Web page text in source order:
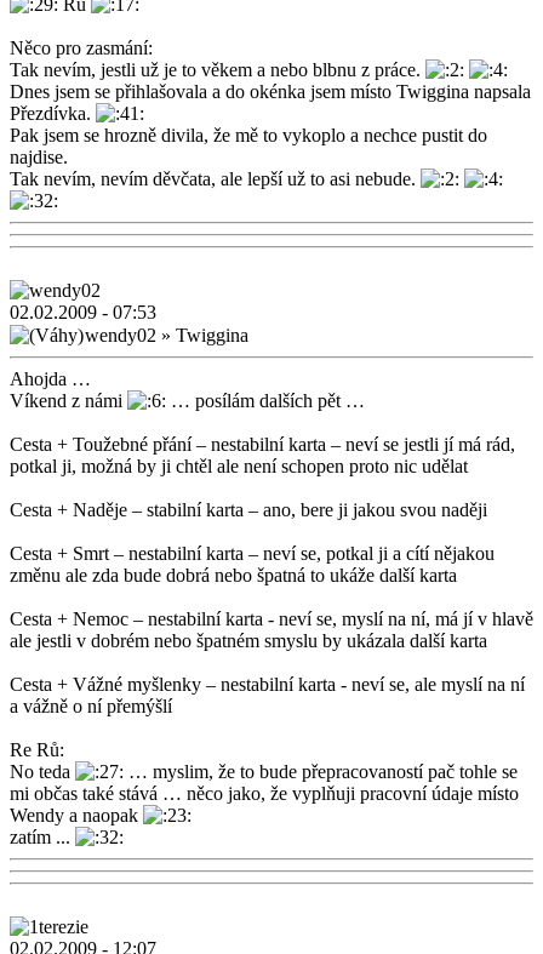
Rů
Něco pro zasmání:
Tak nevím, jestli už je to věkem a nebo blbnu z práce.
Dnes jsem se přihlašovala a do okénka jsem místo Twiggina napsala
Přezdívka.
Pak jsem se hrozně divila, že mě to vykoplo a nechce pustit do
najdise.
Tak nevím, nevím děvčata, ale lepší už to asi nebude.
02.02.2009 - 07:53
wendy02 » Twiggina
Ahojda …
Víkend z námi
… posílám dalších pět …
Cesta + Toužebné přání – nestabilní karta – neví se jestli jí má rád,
potkal ji, možná by ji chtěl ale není schopen proto nic udělat
Cesta + Naděje – stabilní karta – ano, bere ji jakou svou naději
Cesta + Smrt – nestabilní karta – neví se, potkal ji a cítí nějakou
změnu ale zda bude dobrá nebo špatná to ukáže další karta
Cesta + Nemoc – nestabilní karta - neví se, myslí na ní, má jí v hlavě
ale jestli v dobrém nebo špatném smyslu by ukázala další karta
Cesta + Vážné myšlenky – nestabilní karta - neví se, ale myslí na ní
a vážně o ní přemýšlí
Re Rů:
No teda
… myslim, že to bude přepracovaností pač tohle se
mi občas také stává … něco jako, že vyplňuji pracovní údaje místo
Wendy a naopak
zatím ...
02.02.2009 - 12:07